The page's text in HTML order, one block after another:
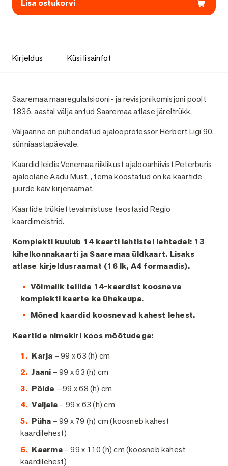
Lisa ostukorvi
Kirjeldus Küsi lisainfot
Kirjeldus
Saaremaa maaregulatsiooni- ja revisjonikomisjoni poolt
1836. aastal välja antud Saaremaa atlase järeltrükk.
Väljaanne on pühendatud ajalooprofessor Herbert Ligi 90.
sünniaastapäevale.
Kaardid leidis Venemaa riiklikust ajalooarhiivist Peterburis
ajaloolane Aadu Must, , tema koostatud on ka kaartide
juurde käiv kirjeraamat.
Kaartide trükiettevalmistuse teostasid Regio
kaardimeistrid.
Komplekti kuulub 14 kaarti lahtistel lehtedel: 13
kihelkonnakaarti ja Saaremaa üldkaart. Lisaks
atlase kirjeldusraamat (16 lk, A4 formaadis).
Võimalik tellida 14-kaardist koosneva
komplekti kaarte ka ühekaupa.
Mõned kaardid koosnevad kahest lehest.
Kaartide nimekiri koos mõõtudega:
Karja – 99 x 63 (h) cm
Jaani – 99 x 63 (h) cm
Pöide – 99 x 68 (h) cm
Valjala– 99 x 63 (h) cm
Püha – 99 x 79 (h) cm (koosneb kahest
kaardilehest)
Kaarma– 99 x 110 (h) cm (koosneb kahest
kaardilehest)